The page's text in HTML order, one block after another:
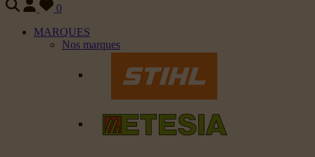
0
MARQUES
Nos marques